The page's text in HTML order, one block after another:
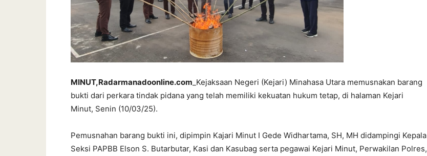
MINUT,Radarmanadoonline.com _Kejaksaan Negeri (Kejari) Minahasa Utara memusnakan barang
bukti dari perkara tindak pidana yang telah memiliki kekuatan hukum tetap, di halaman Kejari
Minut, Senin (10/03/25).
Pemusnahan barang bukti ini, dipimpin Kajari Minut I Gede Widhartama, SH, MH didampingi Kepala
Seksi PAPBB Elson S. Butarbutar, Kasi dan Kasubag serta pegawai Kejari Minut, Perwakilan Polres,